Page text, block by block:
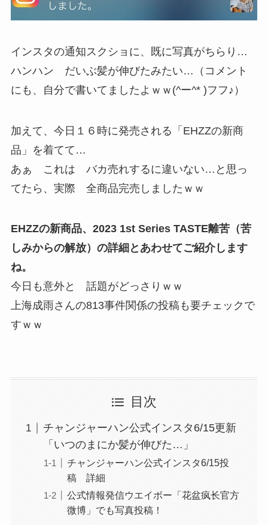
インスタの通知スクショに、既に写真がちらり…
ハンハン だいぶ髪が伸びたみたい…（コメント
にも、自分で書いてましたよｗｗ(^ー^* )フフ♪）
加えて、今日１６時に発売される「EHZZの新商
品」を着てて…
あぁ これは バカ売れするに違いない…と思っ
てたら、実際 全商品完売しましたｗｗ
EHZZの新商品、2023 1st Series TASTE離苦（苦
しみからの解放）の詳細とあわせてご紹介します
ね。
今日も意外と 話題がどっさりｗｗ
上海成雨さんの813事件関係の投稿も要チェックで
すｗｗ
目次
チャンジャーハン公式インスタ6/15更新
「いつのまにか髪が伸びた…」
チャンジャーハン公式インスタ6/15投
稿 詳細
公式情報発信ウエイボー「花盆疯长官方
微博」でも写真投稿！